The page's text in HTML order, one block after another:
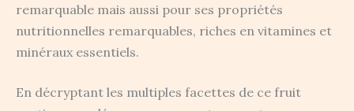
remarquable mais aussi pour ses propriétés
nutritionnelles remarquables, riches en vitamines et
minéraux essentiels.
En décryptant les multiples facettes de ce fruit